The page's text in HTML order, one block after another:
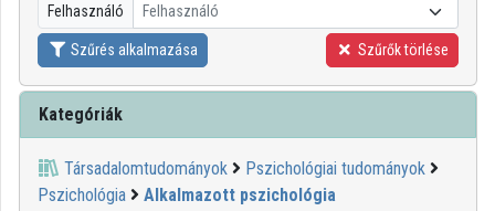
Közreműködők
Felhasználó Felhasználó
Szűrés alkalmazása Szűrők törlése
Kategóriák
Társadalomtudományok
Pszichológiai tudományok
Pszichológia
Alkalmazott pszichológia